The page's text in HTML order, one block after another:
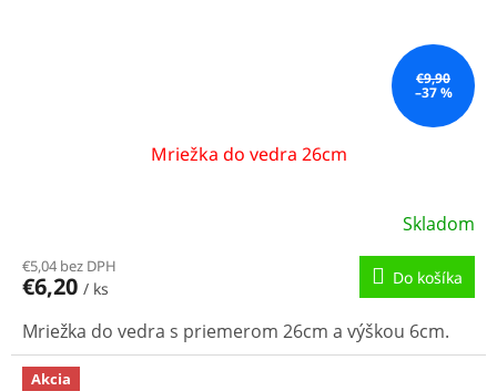
€9,90
–37 %
Mriežka do vedra 26cm
Skladom
€5,04 bez DPH
€6,20 / ks
Do košíka
Mriežka do vedra s priemerom 26cm a výškou 6cm.
Akcia